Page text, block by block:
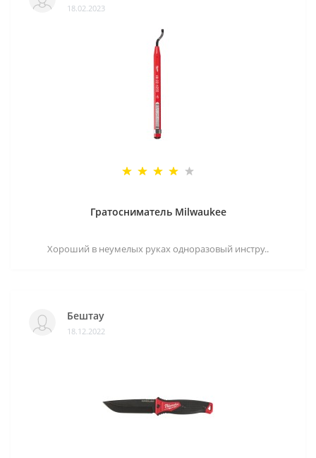
18.02.2023
Гратосниматель Milwaukee
Хороший в неумелых руках одноразовый инстру..
Бештау
18.12.2022